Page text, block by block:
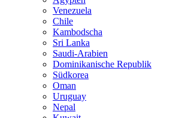
Venezuela
Chile
Kambodscha
Sri Lanka
Saudi-Arabien
Dominikanische Republik
Südkorea
Oman
Uruguay
Nepal